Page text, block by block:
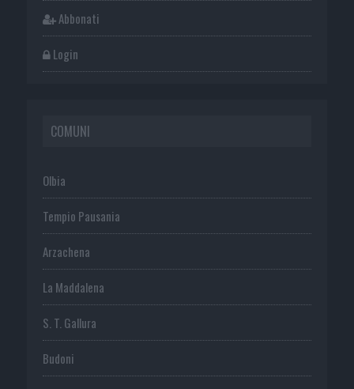
Abbonati
Login
COMUNI
Olbia
Tempio Pausania
Arzachena
La Maddalena
S. T. Gallura
Budoni